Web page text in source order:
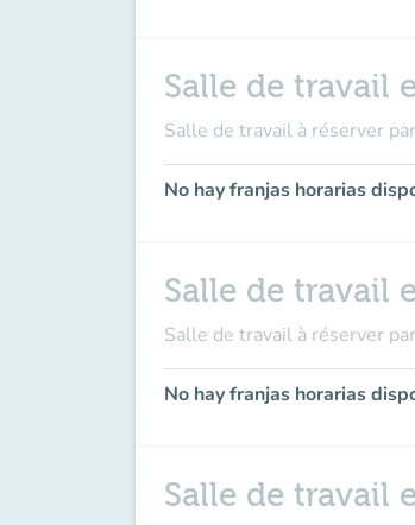
Salle de travail
Salle de travail à réserver
No hay franjas horarias
Salle de travail
Salle de travail à réserver
No hay franjas horarias
Salle de travail